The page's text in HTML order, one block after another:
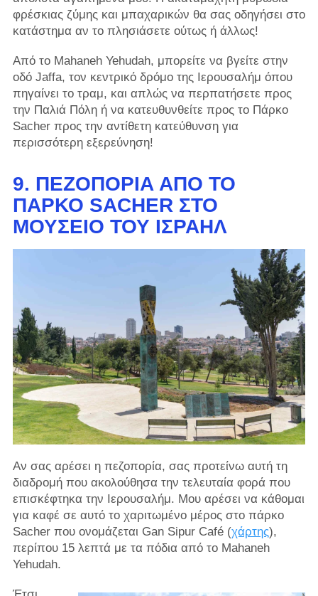
φρέσκιας ζύμης και μπαχαρικών θα σας οδηγήσει στο
κατάστημα αν το πλησιάσετε ούτως ή άλλως!
Από το Mahaneh Yehudah, μπορείτε να βγείτε στην
οδό Jaffa, τον κεντρικό δρόμο της Ιερουσαλήμ όπου
πηγαίνει το τραμ, και απλώς να περπατήσετε προς
την Παλιά Πόλη ή να κατευθυνθείτε προς το Πάρκο
Sacher προς την αντίθετη κατεύθυνση για
περισσότερη εξερεύνηση!
9. ΠΕΖΟΠΟΡΊΑ ΑΠΌ ΤΟ
ΠΆΡΚΟ SACHER ΣΤΟ
ΜΟΥΣΕΊΟ ΤΟΥ ΙΣΡΑΉΛ
Αν σας αρέσει η πεζοπορία, σας προτείνω αυτή τη
διαδρομή που ακολούθησα την τελευταία φορά που
επισκέφτηκα την Ιερουσαλήμ. Μου αρέσει να κάθομαι
για καφέ σε αυτό το χαριτωμένο μέρος στο πάρκο
Sacher που ονομάζεται Gan Sipur Café (χάρτης),
περίπου 15 λεπτά με τα πόδια από το Mahaneh
Yehudah.